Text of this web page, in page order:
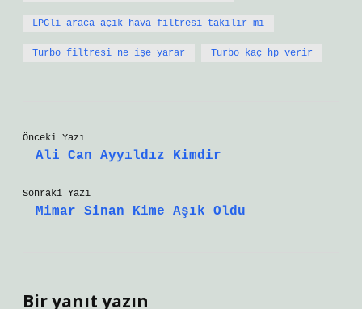
LPGli araca açık hava filtresi takılır mı
Turbo filtresi ne işe yarar Turbo kaç hp verir
Önceki Yazı
Ali Can Ayyıldız Kimdir
Sonraki Yazı
Mimar Sinan Kime Aşık Oldu
Bir yanıt yazın